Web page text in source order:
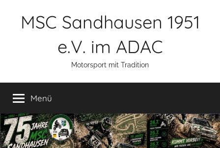
MSC Sandhausen 1951
e.V. im ADAC
Motorsport mit Tradition
Menü